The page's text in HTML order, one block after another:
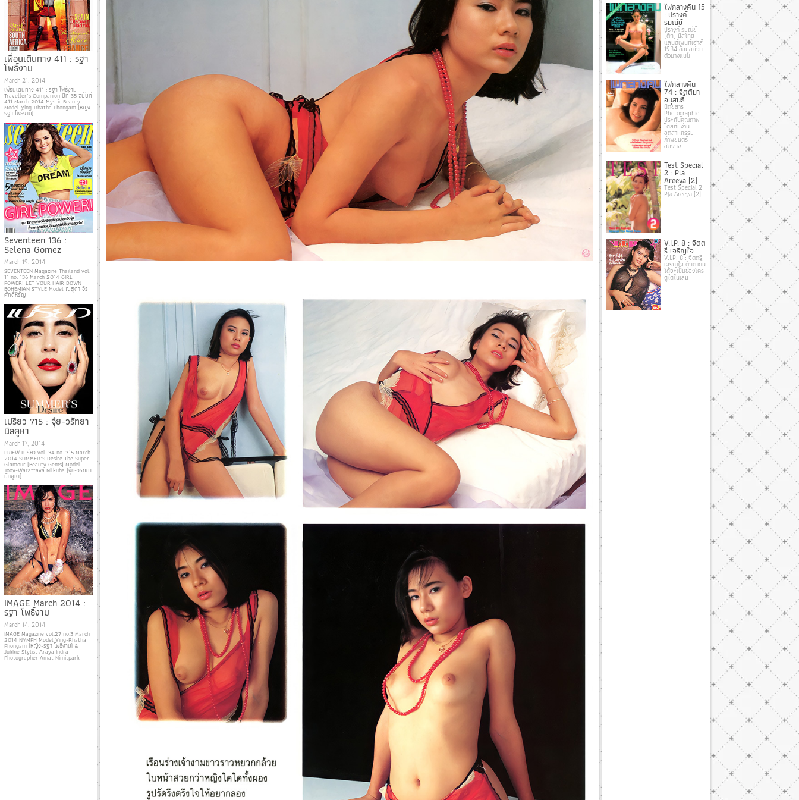
เพื่อนเดินทาง 411 : รฐา
โพธิ์งาม
March 21, 2014
เพื่อนเดินทาง 411 : รฐา โพธิ์งาม
Traveller’s Companion ปีที่ 35 ฉบับที่
411 March 2014 Mystic Beauty
Model Ying-Rhatha Phongam (หญิง-
รฐา โพธิ์งาม)
Seventeen 136 :
Selena Gomez
March 19, 2014
SEVENTEEN Magazine Thailand vol.
11 no. 136 March 2014 GIRL
POWER! LET YOUR HAIR DOWN
BOHEMIAN STYLE Model ณสุดา จิร
ศักดิ์หิรัญ
เปรียว 715 : จุ๋ย-วรัทยา
นิลคูหา
March 17, 2014
PRIEW เปรียว vol. 34 no. 715 March
2014 SUMMER’S Desire The Super
Glamour [Beauty Gems] Model
Jooy-Warattaya Nilkuha (จุ๋ย-วรัทยา
นิลคูหา)
IMAGE March 2014 :
รฐา โพธิ์งาม
March 14, 2014
IMAGE Magazine vol.27 no.3 March
2014 NYMPH Model Ying-Rhatha
Phongam (หญิง-รฐา โพธิ์งาม) &
Jukkie Stylist Araya Indra
Photographer Amat Nimitpark
ไฟกลางคืน 15
: ปรางค์
รมณีย์
ปรางค์ รมณีย์
(ติ๊ก) มิสไทย
แลนด์เพนท์เฮาส์
1984 ข้อมูลส่วน
ตัวนางแบบ
ไฟกลางคืน
74 : จิตติมา
อนุสนธิ์
นิตยสาร
Photographic
ประกันคุณภาพ
โดยทีมงาน
อุตสาหกรรม
ภาพยนตร์
ฮ่องกง –
Test Special
2 : Pla
Areeya [2]
Test Special 2
Pla Areeya [2]
V.I.P. 8 : จิตต
รี เจริญใจ
V.I.P. 8 : จิตตรี
เจริญใจ ตุ๊กตาดิ้น
ได้จะเป็นของใคร
ดูได้ในเล่ม